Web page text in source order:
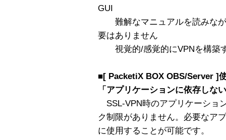
GUI
難解なマニュアルを読みなが
要はありません
視覚的/感覚的にVPNを構築
■[ PacketiX BOX OBS/Server ]
「アプリケーションに依存しな
SSL-VPN時のアプリケーショ
ク制限がありません。必要なア
に使用することが可能です。